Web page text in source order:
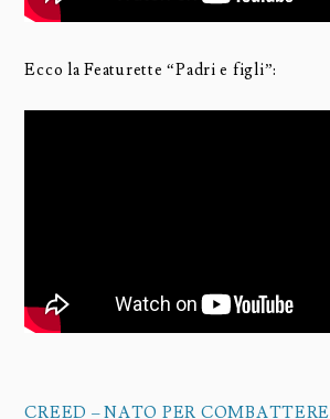
Ecco la Featurette “Padri e figli”:
CREED – NATO PER COMBATTERE